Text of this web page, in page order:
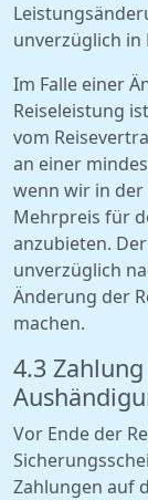
unverzüglich in
Im Falle einer
Reiseleistung
vom
an einer
wenn wir in der
Mehrpreis für
anzubieten.
unverzüglich
Änderung der
machen.
4.3
Vor Ende der
Zahlungen auf